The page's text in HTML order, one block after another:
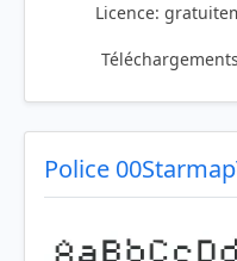
Licence:
Police